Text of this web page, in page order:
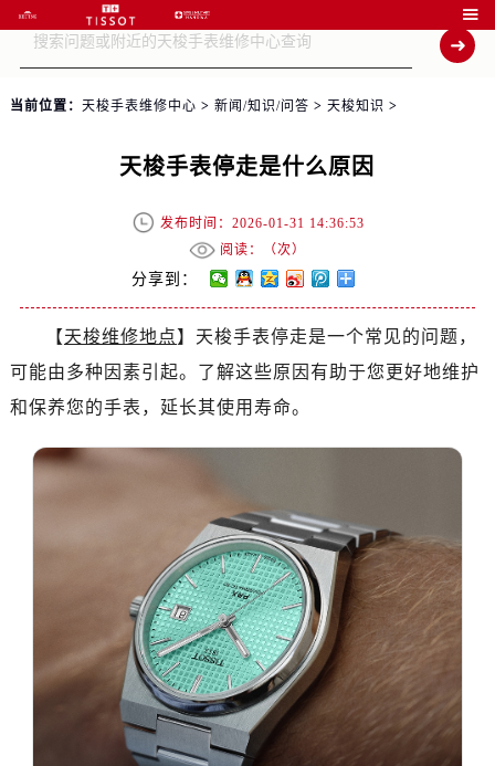

当前位置： 天梭手表维修中心 > 新闻/知识/问答 > 天梭知识 >
天梭手表停走是什么原因
发布时间：2026-01-31 14:36:53
阅读：（次）
分享到：
【天梭维修地点】天梭手表停走是一个常见的问题，
可能由多种因素引起。了解这些原因有助于您更好地维护
和保养您的手表，延长其使用寿命。